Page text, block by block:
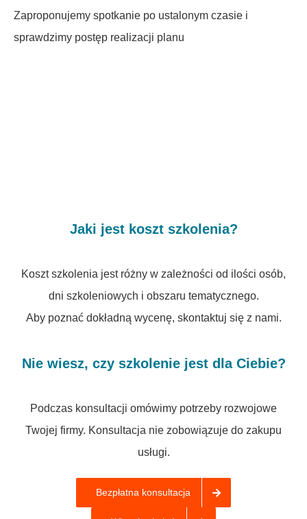
Zaproponujemy spotkanie po ustalonym czasie i
sprawdzimy postęp realizacji planu
Jaki jest koszt szkolenia?
Koszt szkolenia jest różny w zależności od ilości osób,
dni szkoleniowych i obszaru tematycznego.
Aby poznać dokładną wycenę, skontaktuj się z nami.
Nie wiesz, czy szkolenie jest dla Ciebie?
Podczas konsultacji omówimy potrzeby rozwojowe
Twojej firmy. Konsultacja nie zobowiązuje do zakupu
usługi.
Bezpłatna konsultacja